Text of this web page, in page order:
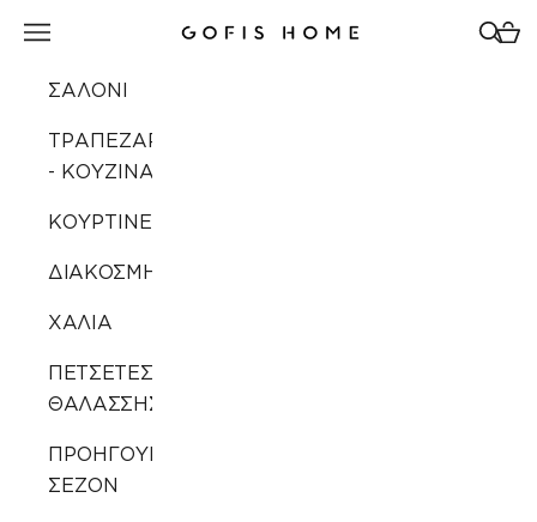
Gofis Home
Άνοιγμα μενού πλοήγησης
ΣΑΛΟΝΙ
ΤΡΑΠΕΖΑΡΙΑ
- ΚΟΥΖΙΝΑ
ΚΟΥΡΤΙΝΕΣ
ΔΙΑΚΟΣΜΗΣΗ
ΧΑΛΙΑ
ΠΕΤΣΕΤΕΣ
ΘΑΛΑΣΣΗΣ
ΠΡΟΗΓΟΥΜΕΝΩΝ
ΣΕΖΟΝ